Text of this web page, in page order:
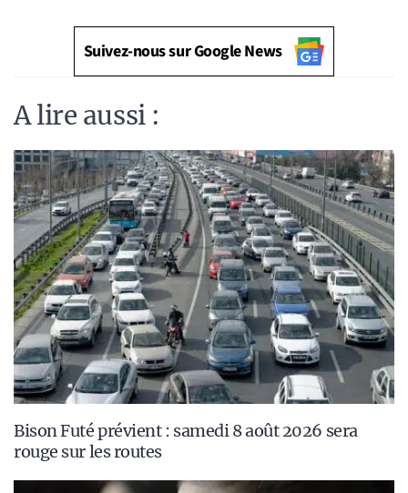
Suivez-nous sur Google News
A lire aussi :
Bison Futé prévient : samedi 8 août 2026 sera
rouge sur les routes